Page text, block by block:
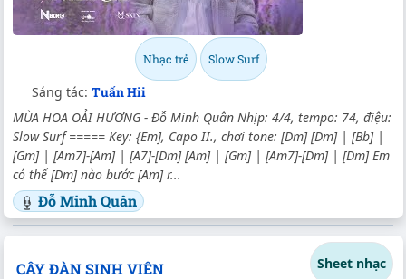
Nhạc trẻ Slow Surf
Sáng tác: Tuấn Hii
MÙA HOA OẢI HƯƠNG - Đỗ Minh Quân Nhịp: 4/4, tempo: 74, điệu:
Slow Surf ===== Key: {Em], Capo II., chơi tone: [Dm] [Dm] | [Bb] |
[Gm] | [Am7]-[Am] | [A7]-[Dm] [Am] | [Gm] | [Am7]-[Dm] | [Dm] Em
có thể [Dm] nào bước [Am] r...
Đỗ Minh Quân
CÂY ĐÀN SINH VIÊN Sheet nhạc